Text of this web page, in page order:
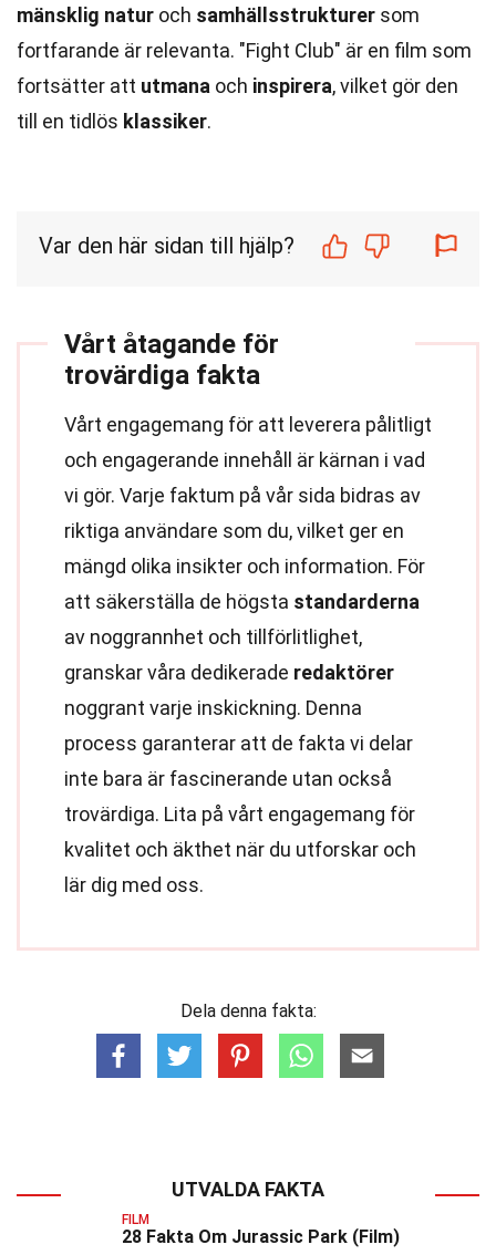
mänsklig natur och samhällsstrukturer som
fortfarande är relevanta. "Fight Club" är en film som
fortsätter att utmana och inspirera, vilket gör den
till en tidlös klassiker.
Var den här sidan till hjälp?
Vårt åtagande för
trovärdiga fakta
Vårt engagemang för att leverera pålitligt
och engagerande innehåll är kärnan i vad
vi gör. Varje faktum på vår sida bidras av
riktiga användare som du, vilket ger en
mängd olika insikter och information. För
att säkerställa de högsta standarderna
av noggrannhet och tillförlitlighet,
granskar våra dedikerade redaktörer
noggrant varje inskickning. Denna
process garanterar att de fakta vi delar
inte bara är fascinerande utan också
trovärdiga. Lita på vårt engagemang för
kvalitet och äkthet när du utforskar och
lär dig med oss.
Dela denna fakta:
UTVALDA FAKTA
FILM
28 Fakta Om Jurassic Park (Film)